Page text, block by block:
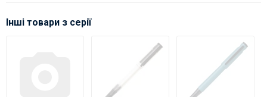
Інші товари з серії